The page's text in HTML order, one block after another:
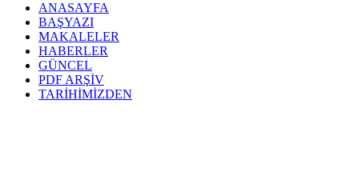
ANASAYFA
BAŞYAZI
MAKALELER
HABERLER
GÜNCEL
PDF ARŞİV
TARİHİMİZDEN